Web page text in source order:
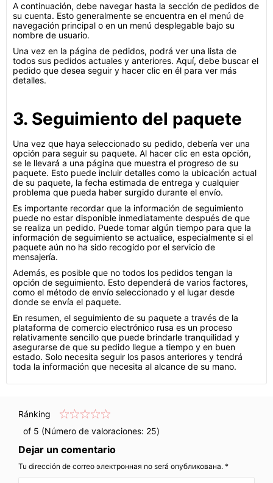
A continuación, debe navegar hasta la sección de pedidos de
su cuenta. Esto generalmente se encuentra en el menú de
navegación principal o en un menú desplegable bajo su
nombre de usuario.
Una vez en la página de pedidos, podrá ver una lista de
todos sus pedidos actuales y anteriores. Aquí, debe buscar el
pedido que desea seguir y hacer clic en él para ver más
detalles.
3. Seguimiento del paquete
Una vez que haya seleccionado su pedido, debería ver una
opción para seguir su paquete. Al hacer clic en esta opción,
se le llevará a una página que muestra el progreso de su
paquete. Esto puede incluir detalles como la ubicación actual
de su paquete, la fecha estimada de entrega y cualquier
problema que pueda haber surgido durante el envío.
Es importante recordar que la información de seguimiento
puede no estar disponible inmediatamente después de que
se realiza un pedido. Puede tomar algún tiempo para que la
información de seguimiento se actualice, especialmente si el
paquete aún no ha sido recogido por el servicio de
mensajería.
Además, es posible que no todos los pedidos tengan la
opción de seguimiento. Esto dependerá de varios factores,
como el método de envío seleccionado y el lugar desde
donde se envía el paquete.
En resumen, el seguimiento de su paquete a través de la
plataforma de comercio electrónico rusa es un proceso
relativamente sencillo que puede brindarle tranquilidad y
asegurarse de que su pedido llegue a tiempo y en buen
estado. Solo necesita seguir los pasos anteriores y tendrá
toda la información que necesita al alcance de su mano.
Ránking
of 5 (Número de valoraciones: 25)
Dejar un comentario
Tu dirección de correo электронная no será опубликована. *